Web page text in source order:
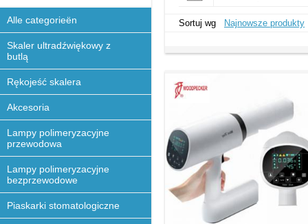
Alle categorieën
Skaler ultradźwiękowy z
butlą
Rękojeść skalera
Akcesoria
Lampy polimeryzacyjne
przewodowa
Lampy polimeryzacyjne
bezprzewodowe
Piaskarki stomatologiczne
Sortuj wg Najnowsze produkty